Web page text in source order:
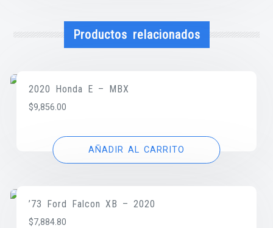
Productos relacionados
2020 Honda E – MBX
$9,856.00
AÑADIR AL CARRITO
’73 Ford Falcon XB – 2020
$7,884.80